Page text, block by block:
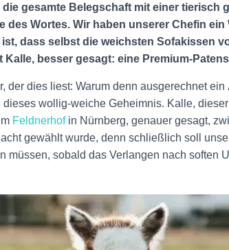
gesamte Belegschaft mit einer tierisch
des Wortes. Wir haben unserer Chefin
dass selbst die weichsten Sofakissen
Kalle, besser gesagt: eine Premium-
der dies liest: Warum denn ausgerechnet ein
wollig-weiche Geheimnis. Kalle,
Feldnerhofin Nürnberg, genauer gesagt,
gewählt wurde, denn schließlich soll
müssen, sobald das Verlangen nach soften